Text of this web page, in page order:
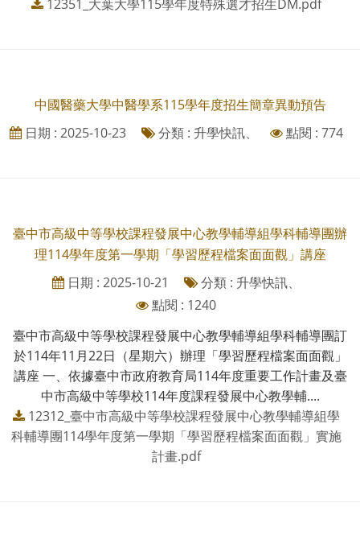
12351_大葉大學115學年度特殊選才招生DM.pdf
中國醫藥大學中醫學系115學年度招生簡章異動預告
日期 : 2025-10-23
分類 : 升學快訊、 點閱 : 774
臺中市高級中等學校課程發展中心教學輔導組學科輔導團辦
理114學年度第一學期「學習歷程檔案面面觀」講座
日期 : 2025-10-21
分類 : 升學快訊、
點閱 : 1240
臺中市高級中等學校課程發展中心教學輔導組學科輔導團訂
於114年11月22日（星期六）辦理「學習歷程檔案面面觀」
講座 一、依據臺中市政府教育局114年度重要工作計畫及臺
中市高級中等學校114年度課程發展中心教學輔....
12312_臺中市高級中等學校課程發展中心教學輔導組學
科輔導團114學年度第一學期「學習歷程檔案面面觀」實施
計畫.pdf